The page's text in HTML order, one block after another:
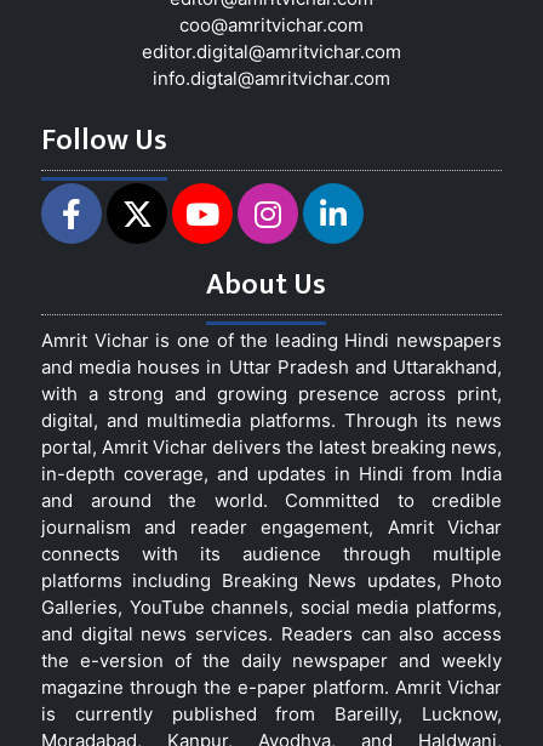
coo@amritvichar.com
editor.digital@amritvichar.com
info.digtal@amritvichar.com
Follow Us
About Us
Amrit Vichar is one of the leading Hindi newspapers
and media houses in Uttar Pradesh and Uttarakhand,
with a strong and growing presence across print,
digital, and multimedia platforms. Through its news
portal, Amrit Vichar delivers the latest breaking news,
in-depth coverage, and updates in Hindi from India
and around the world. Committed to credible
journalism and reader engagement, Amrit Vichar
connects with its audience through multiple
platforms including Breaking News updates, Photo
Galleries, YouTube channels, social media platforms,
and digital news services. Readers can also access
the e-version of the daily newspaper and weekly
magazine through the e-paper platform. Amrit Vichar
is currently published from Bareilly, Lucknow,
Moradabad, Kanpur, Ayodhya, and Haldwani,